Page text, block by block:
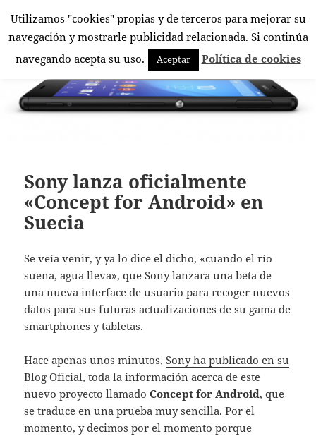
El Rincón Androide
MENÚ
Y
WIDGETS
Sony lanza oficialmente
«Concept for Android» en
Suecia
Se veía venir, y ya lo dice el dicho, «cuando el río
suena, agua lleva», que Sony lanzara una beta de
una nueva interface de usuario para recoger nuevos
datos para sus futuras actualizaciones de su gama de
smartphones y tabletas.
Hace apenas unos minutos,Sony ha publicado en su
Blog Oficial, toda la información acerca de este
nuevo proyecto llamadoConcept for Android, que
se traduce en una prueba muy sencilla. Por el
momento, y decimos por el momento porque
Utilizamos "cookies" propias y de terceros para mejorar su
navegación y mostrarle publicidad relacionada. Si continúa
navegando acepta su uso.
Aceptar Política de cookies